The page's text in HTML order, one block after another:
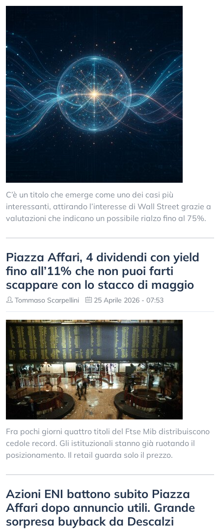
C’è un titolo che emerge come uno dei casi più
interessanti, attirando l’interesse di Wall Street grazie a
valutazioni che indicano un possibile rialzo fino al 75%.
Piazza Affari, 4 dividendi con yield
fino all’11% che non puoi farti
scappare con lo stacco di maggio
Tommaso Scarpellini 25 Aprile 2026 - 07:53
Fra pochi giorni quattro titoli del Ftse Mib distribuiscono
cedole record. Gli istituzionali stanno già ruotando il
posizionamento. Il retail guarda solo il prezzo.
Azioni ENI battono subito Piazza
Affari dopo annuncio utili. Grande
sorpresa buyback da Descalzi